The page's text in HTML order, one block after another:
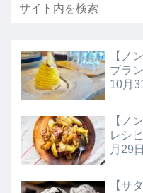
【ノ
ブラ
10月
【ノ
レシ
月29日
【サ